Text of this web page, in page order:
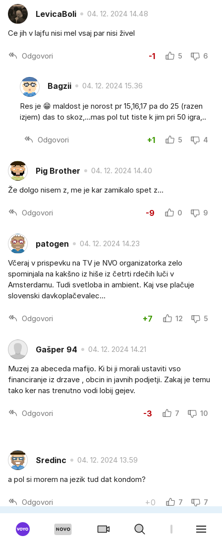
LevicaBoli 04. 12. 2024 14.48
Ce jih v lajfu nisi mel vsaj par nisi živel
Odgovori -1 5 6
Bagzii 04. 12. 2024 15.36
Res je 😁 maldost je norost pr 15,16,17 pa do 25 (razen
izjem) das to skoz,...mas pol tut tiste k jim pri 50 igra,..
Odgovori +1 5 4
Pig Brother 04. 12. 2024 14.40
Že dolgo nisem z, me je kar zamikalo spet z...
Odgovori -9 0 9
patogen 04. 12. 2024 14.23
Včeraj v prispevku na TV je NVO organizatorka zelo
spominjala na kakšno iz hiše iz četrti rdečih luči v
Amsterdamu. Tudi svetloba in ambient. Kaj vse plačuje
slovenski davkoplačevalec...
Odgovori +7 12 5
Gašper 94 04. 12. 2024 14.21
Muzej za abeceda mafijo. Ki bi ji morali ustaviti vso
financiranje iz drzave , obcin in javnih podjetji. Zakaj je temu
tako ker nas trenutno vodi lobij gejev.
Odgovori -3 7 10
Sredinc 04. 12. 2024 13.59
a pol si morem na jezik tud dat kondom?
Odgovori +0 7 7
Bagzii 04. 12. 2024 15.37